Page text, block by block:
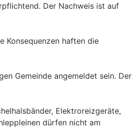
Der Nachweis ist auf
Konsequenzen haften die
Gemeinde angemeldet sein. Der
Elektroreizgeräte,
dürfen nicht am